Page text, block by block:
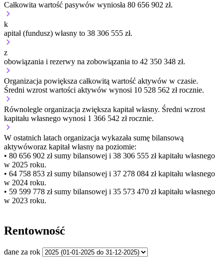
Całkowita wartość pasywów wyniosła 80 656 902 zł.
k
apitał (fundusz) własny to 38 306 555 zł.
z
obowiązania i rezerwy na zobowiązania to 42 350 348 zł.
Organizacja powiększa całkowitą wartość aktywów w czasie.
Średni wzrost wartości aktywów wynosi 10 528 562 zł rocznie.
Równolegle organizacja zwiększa kapitał własny. Średni wzrost
kapitału własnego wynosi 1 366 542 zł rocznie.
W ostatnich latach organizacja wykazała sumę bilansową
aktywóworaz kapitał własny na poziomie:
• 80 656 902 złsumy bilansowej i 38 306 555 zł kapitału własnego
w 2025 roku.
• 64 758 853 złsumy bilansowej i 37 278 084 zł kapitału własnego
w 2024 roku.
• 59 599 778 złsumy bilansowej i 35 573 470 zł kapitału własnego
w 2023 roku.
Rentowność
dane za rok